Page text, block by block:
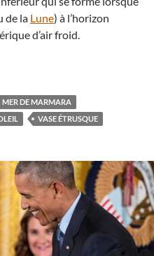
de la Lune) à l’horizon
d’air froid.
en vase étrusque dans la mer
MER DE MARMARA
VASE ÉTRUSQUE